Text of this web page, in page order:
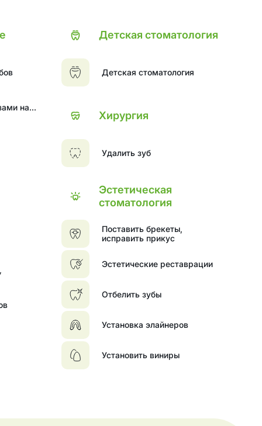
на
Детская стоматология
Детская стоматология
Хирургия
Удалить зуб
Эстетическая
стоматология
Поставить брекеты,
исправить прикус
Эстетические реставрации
Отбелить зубы
Установка элайнеров
Установить виниры